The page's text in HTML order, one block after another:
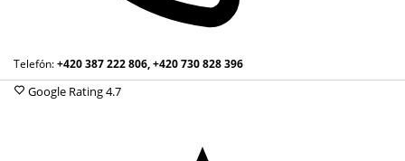
Telefón:+420 387 222 806, +420 730 828 396
Google Rating4.7